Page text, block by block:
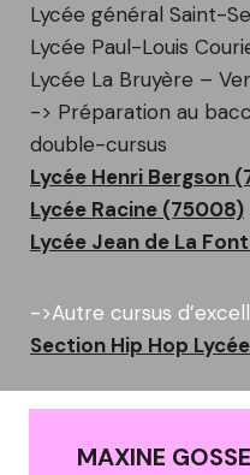
Lycée général Saint-
Lycée Paul-Louis
Lycée La Bruyère –
-> Préparation au
double-cursus
Lycée Henri Bergson
Lycée Racine (75008)
Lycée Jean de La
->Autre cursus
Section Hip Hop
MAXINE GOSSE